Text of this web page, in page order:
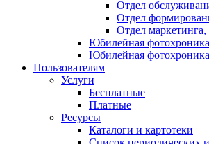
Отдел
Отдел
Отдел маркетинга,
Юбилейная
Юбилейная
Пользователям
Услуги
Бесплатные
Платные
Ресурсы
Каталоги и картотеки